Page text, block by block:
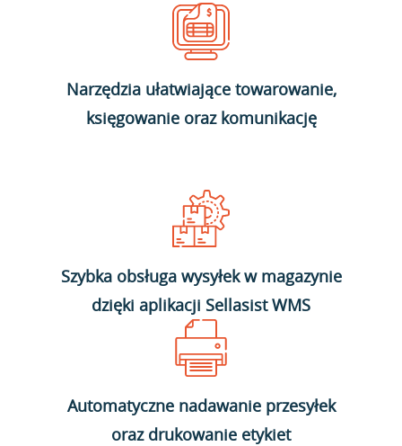
Narzędzia ułatwiające towarowanie,
księgowanie oraz komunikację
Szybka obsługa wysyłek w magazynie
dzięki aplikacji Sellasist WMS
Automatyczne nadawanie przesyłek
oraz drukowanie etykiet